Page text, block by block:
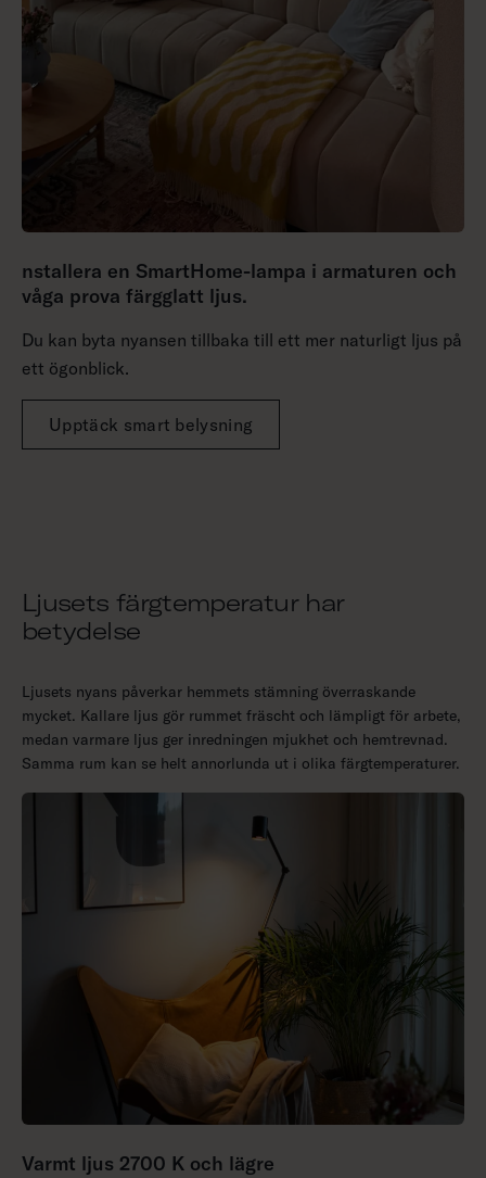
nstallera en SmartHome-lampa i armaturen och
våga prova färgglatt ljus.
Du kan byta nyansen tillbaka till ett mer naturligt ljus på
ett ögonblick.
Upptäck smart belysning
Ljusets färgtemperatur har
betydelse
Ljusets nyans påverkar hemmets stämning överraskande
mycket. Kallare ljus gör rummet fräscht och lämpligt för arbete,
medan varmare ljus ger inredningen mjukhet och hemtrevnad.
Samma rum kan se helt annorlunda ut i olika färgtemperaturer.
Varmt ljus 2700 K och lägre